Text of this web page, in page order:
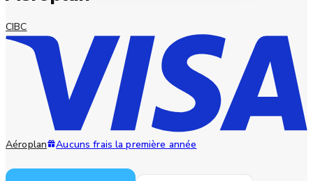
CIBC
Aéroplan Aucuns frais la première année